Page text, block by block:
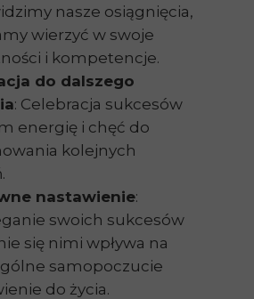
nasze osiągnięcia,
wierzyć w swoje
i kompetencje.
do dalszego
: Celebracja sukcesów
energię i chęć do
kolejnych
nastawienie:
swoich sukcesów
się nimi wpływa na
samopoczucie
do życia.